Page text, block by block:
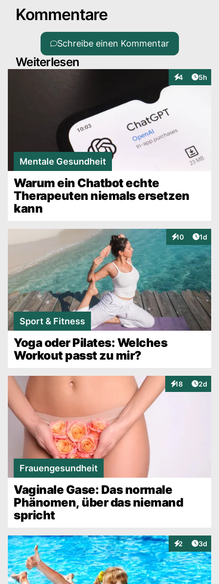
Kommentare
Schreibe einen Kommentar
Weiterlesen
4
Interaktionen
5h
Mentale Gesundheit
Warum ein Chatbot echte
Therapeuten niemals ersetzen
kann
10
Interaktionen
1d
Sport & Fitness
Yoga oder Pilates: Welches
Workout passt zu mir?
18
Interaktionen
2d
Frauengesundheit
Vaginale Gase: Das normale
Phänomen, über das niemand
spricht
2
Interaktionen
3d